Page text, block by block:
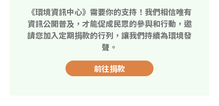
《環境資訊中心》需要你的支持！我們相信唯有
資訊公開普及，才能促成民眾的參與和行動，邀
請您加入定期捐款的行列，讓我們持續為環境發
聲。
前往捐款